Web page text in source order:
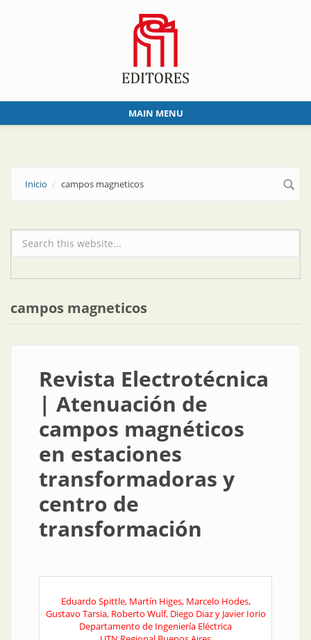
MAIN MENU
Inicio campos magneticos
Formulario de búsqueda
campos magneticos
Revista Electrotécnica
| Atenuación de
campos magnéticos
en estaciones
transformadoras y
centro de
transformación
Eduardo Spittle, Martín Higes, Marcelo Hodes,
Gustavo Tarsia, Roberto Wulf, Diego Diaz y Javier Iorio
Departamento de Ingeniería Eléctrica